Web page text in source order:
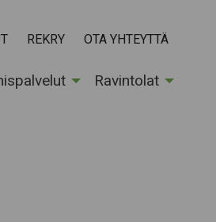
REKRY OTA YHTEYTTÄ
Ravintolat